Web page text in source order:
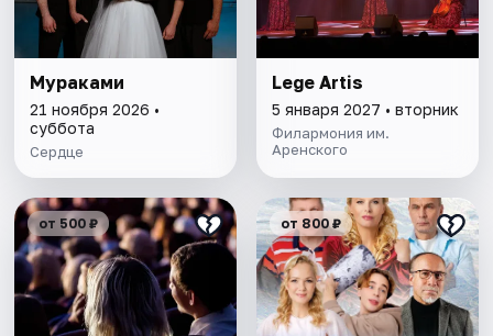
Мураками
21 ноября 2026 •
суббота
Сердце
Lege Artis
5 января 2027 • вторник
Филармония им.
Аренского
от 500 ₽ от 800 ₽